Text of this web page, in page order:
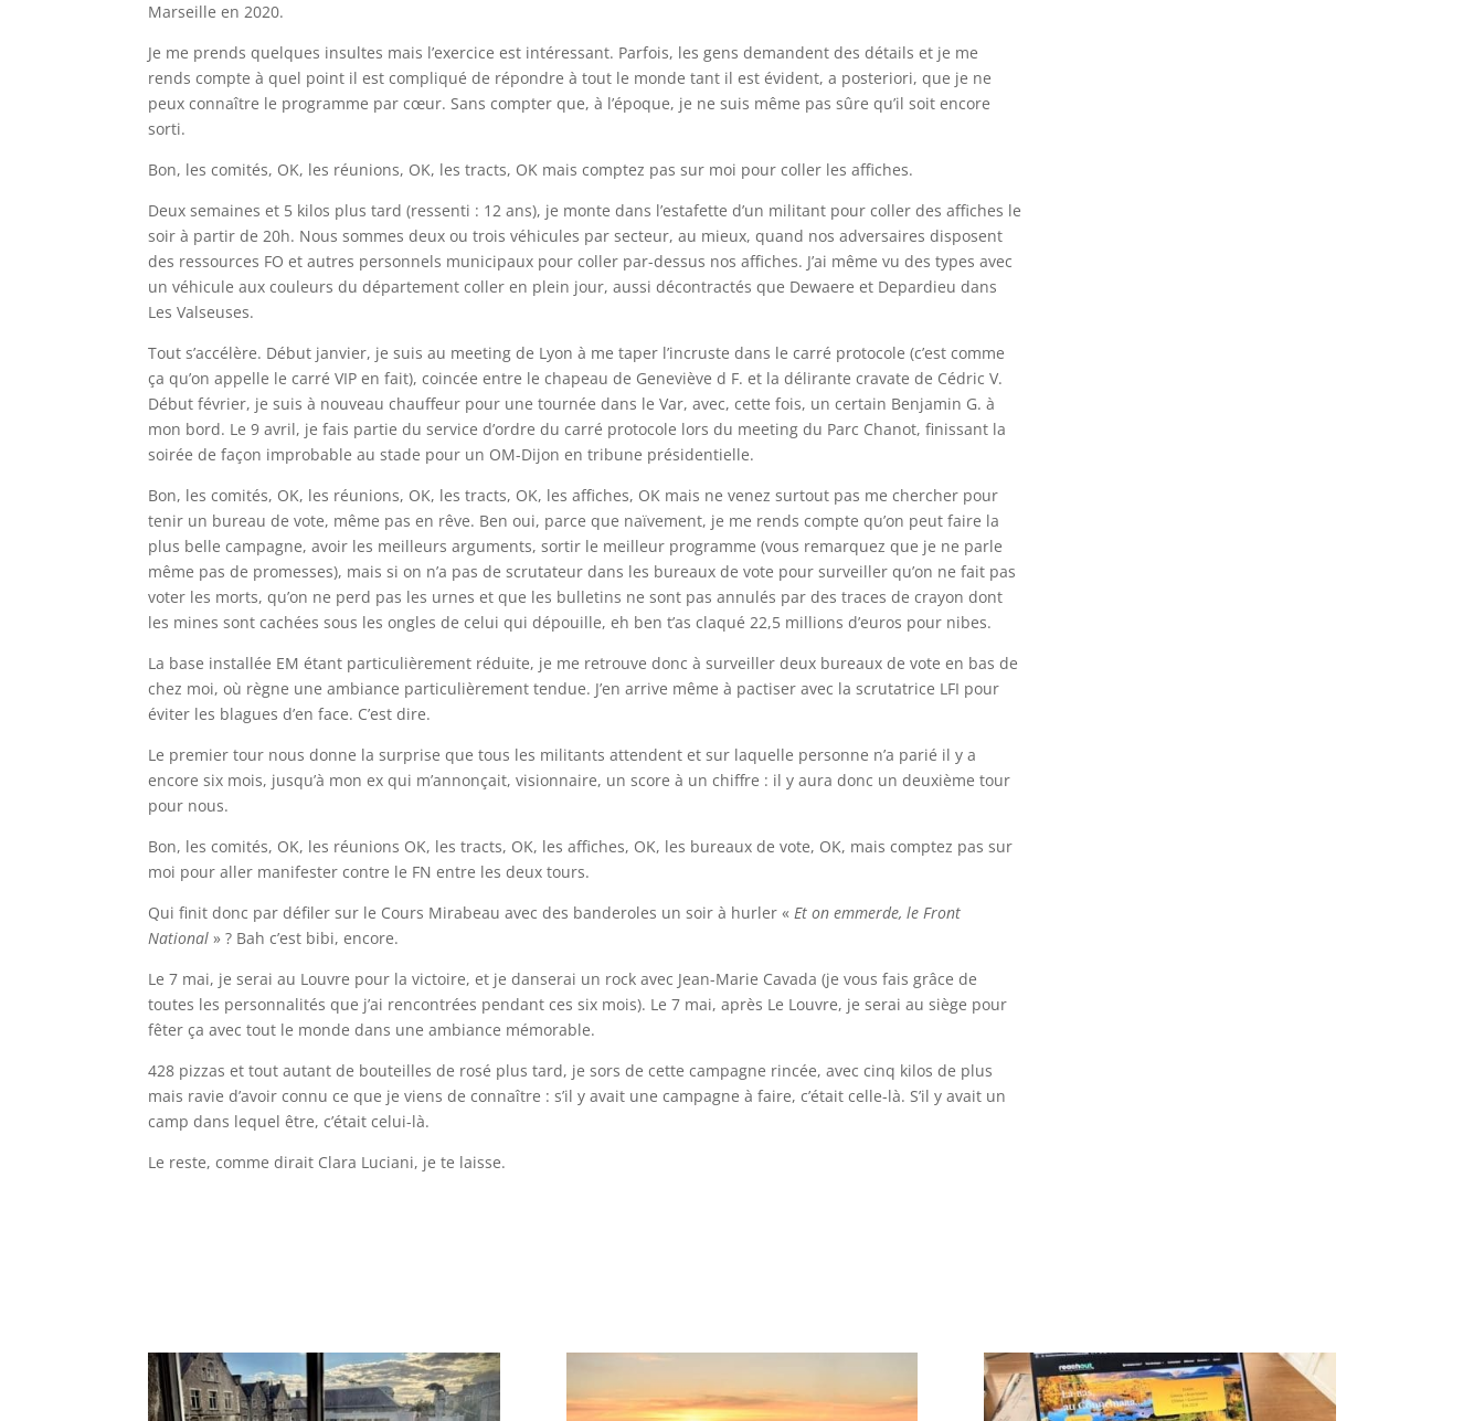
Marseille en 2020.
Je me prends quelques insultes mais l’exercice est intéressant. Parfois, les gens demandent des détails et je me
rends compte à quel point il est compliqué de répondre à tout le monde tant il est évident, a posteriori, que je ne
peux connaître le programme par cœur. Sans compter que, à l’époque, je ne suis même pas sûre qu’il soit encore
sorti.
Bon, les comités, OK, les réunions, OK, les tracts, OK mais comptez pas sur moi pour coller les affiches.
Deux semaines et 5 kilos plus tard (ressenti : 12 ans), je monte dans l’estafette d’un militant pour coller des affiches le
soir à partir de 20h. Nous sommes deux ou trois véhicules par secteur, au mieux, quand nos adversaires disposent
des ressources FO et autres personnels municipaux pour coller par-dessus nos affiches. J’ai même vu des types avec
un véhicule aux couleurs du département coller en plein jour, aussi décontractés que Dewaere et Depardieu dans
Les Valseuses.
Tout s’accélère. Début janvier, je suis au meeting de Lyon à me taper l’incruste dans le carré protocole (c’est comme
ça qu’on appelle le carré VIP en fait), coincée entre le chapeau de Geneviève d F. et la délirante cravate de Cédric V.
Début février, je suis à nouveau chauffeur pour une tournée dans le Var, avec, cette fois, un certain Benjamin G. à
mon bord. Le 9 avril, je fais partie du service d’ordre du carré protocole lors du meeting du Parc Chanot, finissant la
soirée de façon improbable au stade pour un OM-Dijon en tribune présidentielle.
Bon, les comités, OK, les réunions, OK, les tracts, OK, les affiches, OK mais ne venez surtout pas me chercher pour
tenir un bureau de vote, même pas en rêve. Ben oui, parce que naïvement, je me rends compte qu’on peut faire la
plus belle campagne, avoir les meilleurs arguments, sortir le meilleur programme (vous remarquez que je ne parle
même pas de promesses), mais si on n’a pas de scrutateur dans les bureaux de vote pour surveiller qu’on ne fait pas
voter les morts, qu’on ne perd pas les urnes et que les bulletins ne sont pas annulés par des traces de crayon dont
les mines sont cachées sous les ongles de celui qui dépouille, eh ben t’as claqué 22,5 millions d’euros pour nibes.
La base installée EM étant particulièrement réduite, je me retrouve donc à surveiller deux bureaux de vote en bas de
chez moi, où règne une ambiance particulièrement tendue. J’en arrive même à pactiser avec la scrutatrice LFI pour
éviter les blagues d’en face. C’est dire.
Le premier tour nous donne la surprise que tous les militants attendent et sur laquelle personne n’a parié il y a
encore six mois, jusqu’à mon ex qui m’annonçait, visionnaire, un score à un chiffre : il y aura donc un deuxième tour
pour nous.
Bon, les comités, OK, les réunions OK, les tracts, OK, les affiches, OK, les bureaux de vote, OK, mais comptez pas sur
moi pour aller manifester contre le FN entre les deux tours.
Qui finit donc par défiler sur le Cours Mirabeau avec des banderoles un soir à hurler «Et on emmerde, le Front
National » ? Bah c’est bibi, encore.
Le 7 mai, je serai au Louvre pour la victoire, et je danserai un rock avec Jean-Marie Cavada (je vous fais grâce de
toutes les personnalités que j’ai rencontrées pendant ces six mois). Le 7 mai, après Le Louvre, je serai au siège pour
fêter ça avec tout le monde dans une ambiance mémorable.
428 pizzas et tout autant de bouteilles de rosé plus tard, je sors de cette campagne rincée, avec cinq kilos de plus
mais ravie d’avoir connu ce que je viens de connaître : s’il y avait une campagne à faire, c’était celle-là. S’il y avait un
camp dans lequel être, c’était celui-là.
Le reste, comme dirait Clara Luciani, je te laisse.